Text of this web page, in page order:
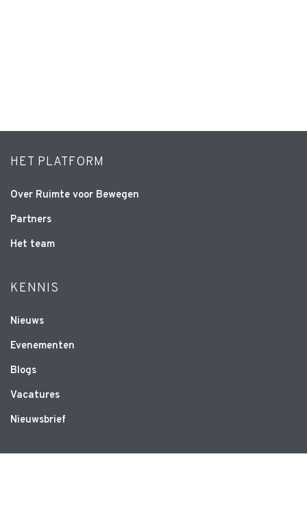
HET PLATFORM
Over Ruimte voor Bewegen
Partners
Het team
KENNIS
Nieuws
Evenementen
Blogs
Vacatures
Nieuwsbrief